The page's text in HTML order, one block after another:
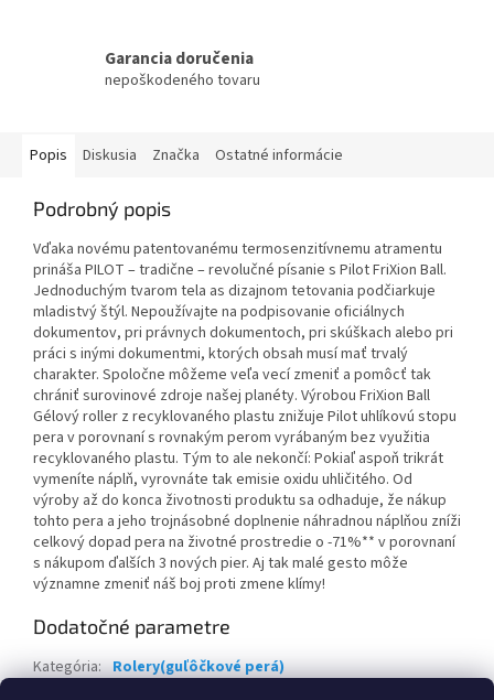
Garancia doručenia
nepoškodeného tovaru
Popis Diskusia Značka Ostatné informácie
Podrobný popis
Vďaka novému patentovanému termosenzitívnemu atramentu
prináša PILOT – tradične – revolučné písanie s Pilot FriXion Ball.
Jednoduchým tvarom tela as dizajnom tetovania podčiarkuje
mladistvý štýl. Nepoužívajte na podpisovanie oficiálnych
dokumentov, pri právnych dokumentoch, pri skúškach alebo pri
práci s inými dokumentmi, ktorých obsah musí mať trvalý
charakter. Spoločne môžeme veľa vecí zmeniť a pomôcť tak
chrániť surovinové zdroje našej planéty. Výrobou FriXion Ball
Gélový roller z recyklovaného plastu znižuje Pilot uhlíkovú stopu
pera v porovnaní s rovnakým perom vyrábaným bez využitia
recyklovaného plastu. Tým to ale nekončí: Pokiaľ aspoň trikrát
vymeníte náplň, vyrovnáte tak emisie oxidu uhličitého. Od
výroby až do konca životnosti produktu sa odhaduje, že nákup
tohto pera a jeho trojnásobné doplnenie náhradnou náplňou zníži
celkový dopad pera na životné prostredie o -71%** v porovnaní
s nákupom ďalších 3 nových pier. Aj tak malé gesto môže
významne zmeniť náš boj proti zmene klímy!
Dodatočné parametre
Kategória: Rolery(guľôčkové perá)